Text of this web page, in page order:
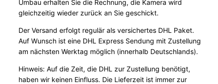
Umbau erhalten Sie die Rechnung, die Kamera wird
gleichzeitig wieder zurück an Sie geschickt.
Der Versand erfolgt regulär als versichertes DHL Paket.
Auf Wunsch ist eine DHL Express Sendung mit Zustellung
am nächsten Werktag möglich (innerhalb Deutschlands).
Hinweis: Auf die Zeit, die DHL zur Zustellung benötigt,
haben wir keinen Einfluss. Die Lieferzeit ist immer zur